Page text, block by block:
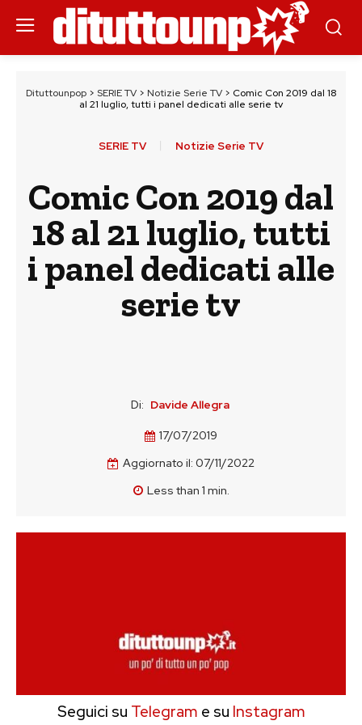
Dituttounpop > SERIE TV > Notizie Serie TV > Comic Con 2019 dal 18
al 21 luglio, tutti i panel dedicati alle serie tv
SERIE TV Notizie Serie TV
Comic Con 2019 dal
18 al 21 luglio, tutti
i panel dedicati alle
serie tv
Di: Davide Allegra
17/07/2019
Aggiornato il: 07/11/2022
Less than 1 min.
Seguici su Telegram e su Instagram